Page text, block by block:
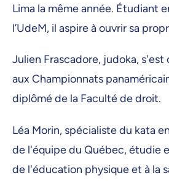
Lima la même année. Étudiant
l’UdeM, il aspire à ouvrir sa
Julien Frascadore, judoka, s'est
aux Championnats
diplômé de la Faculté de droit.
Léa Morin, spécialiste du kata
de l'équipe du Québec, étudie
de l'éducation physique et à la